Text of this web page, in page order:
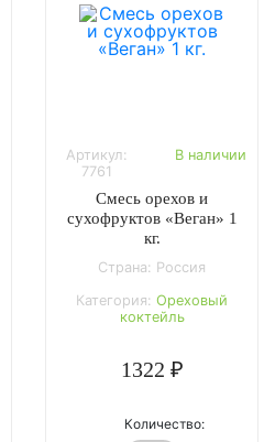
Артикул:
7761
В наличии
Смесь орехов и
сухофруктов «Веган» 1
кг.
Страна: Россия
Категория: Ореховый
коктейль
1322 ₽
Количество: